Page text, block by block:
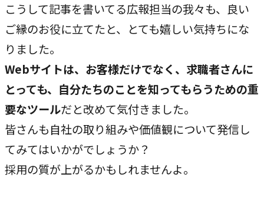
こうして記事を書いてる広報担当の我々も、良い
ご縁のお役に立てたと、とても嬉しい気持ちにな
りました。
Webサイトは、お客様だけでなく、求職者さんに
とっても、自分たちのことを知ってもらうための重
要なツールだと改めて気付きました。
皆さんも自社の取り組みや価値観について発信し
てみてはいかがでしょうか？
採用の質が上がるかもしれませんよ。